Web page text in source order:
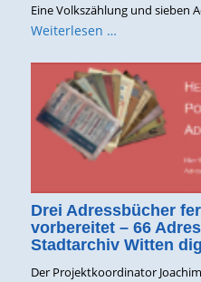
Eine Volkszählung und sieben
Weiterlesen …
Drei Adressbücher
vorbereitet – 66
Stadtarchiv Witten
Der Projektkoordinator